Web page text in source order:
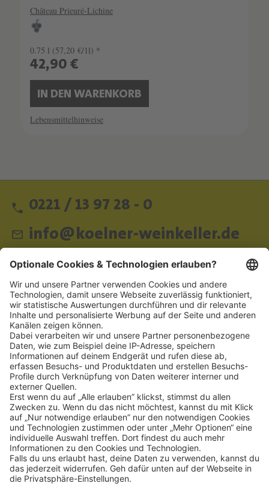
Château Prieuré-Lichine
0.75 l (57,20 €/1l) *
42,90 €
IN DEN WARENKORB
Lebensmittelhinweise
0221 / 13 97 28 - 0
info@koelner-weinkeller.de
Schnellzugriff
ZAHLUNGSMETHODEN
SOCIAL
NEWSLETTER
BESUCHEN SIE UNS
Alle Preise inkl. gesetzl. Mehrwertsteuer zzgl. Versandkosten und ggf.
Nachnahmegebühren, wenn nicht anders angegeben.